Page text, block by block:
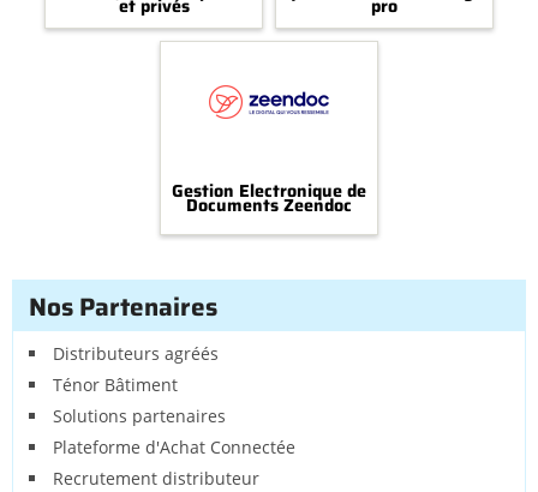
et privés pro
Gestion Electronique de
Documents Zeendoc
Nos Partenaires
Distributeurs agréés
Ténor Bâtiment
Solutions partenaires
Plateforme d'Achat Connectée
Recrutement distributeur